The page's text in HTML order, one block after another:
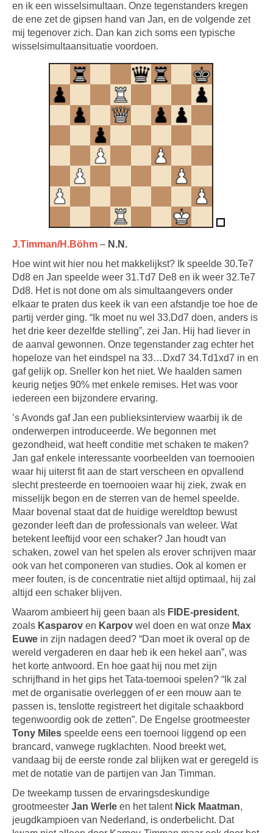
en ik een wisselsimultaan. Onze tegenstanders kregen
de ene zet de gipsen hand van Jan, en de volgende zet
mij tegenover zich. Dan kan zich soms een typische
wisselsimultaansituatie voordoen.
J.Timman/H.Böhm – N.N.
Hoe wint wit hier nou het makkelijkst? Ik speelde 30.Te7
Dd8 en Jan speelde weer 31.Td7 De8 en ik weer 32.Te7
Dd8. Het is not done om als simultaangevers onder
elkaar te praten dus keek ik van een afstandje toe hoe de
partij verder ging. “Ik moet nu wel 33.Dd7 doen, anders is
het drie keer dezelfde stelling”, zei Jan. Hij had liever in
de aanval gewonnen. Onze tegenstander zag echter het
hopeloze van het eindspel na 33…Dxd7 34.Td1xd7 in en
gaf gelijk op. Sneller kon het niet. We haalden samen
keurig netjes 90% met enkele remises. Het was voor
iedereen een bijzondere ervaring.
’s Avonds gaf Jan een publieksinterview waarbij ik de
onderwerpen introduceerde. We begonnen met
gezondheid, wat heeft conditie met schaken te maken?
Jan gaf enkele interessante voorbeelden van toernooien
waar hij uiterst fit aan de start verscheen en opvallend
slecht presteerde en toernooien waar hij ziek, zwak en
misselijk begon en de sterren van de hemel speelde.
Maar bovenal staat dat de huidige wereldtop bewust
gezonder leeft dan de professionals van weleer. Wat
betekent leeftijd voor een schaker? Jan houdt van
schaken, zowel van het spelen als erover schrijven maar
ook van het componeren van studies. Ook al komen er
meer fouten, is de concentratie niet altijd optimaal, hij zal
altijd een schaker blijven.
Waarom ambieert hij geen baan als FIDE-president,
zoals Kasparov en Karpov wel doen en wat onze Max
Euwe in zijn nadagen deed? “Dan moet ik overal op de
wereld vergaderen en daar heb ik een hekel aan”, was
het korte antwoord. En hoe gaat hij nou met zijn
schrijfhand in het gips het Tata-toernooi spelen? “Ik zal
met de organisatie overleggen of er een mouw aan te
passen is, tenslotte registreert het digitale schaakbord
tegenwoordig ook de zetten”. De Engelse grootmeester
Tony Miles speelde eens een toernooi liggend op een
brancard, vanwege rugklachten. Nood breekt wet,
vandaag bij de eerste ronde zal blijken wat er geregeld is
met de notatie van de partijen van Jan Timman.
De tweekamp tussen de ervaringsdeskundige
grootmeester Jan Werle en het talent Nick Maatman,
jeugdkampioen van Nederland, is onderbelicht. Dat